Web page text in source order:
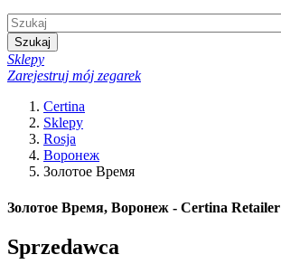
Szukaj
Sklepy
Zarejestruj mój zegarek
Certina
Sklepy
Rosja
Воронеж
Золотое Время
Золотое Время, Воронеж - Certina Retailer
Sprzedawca